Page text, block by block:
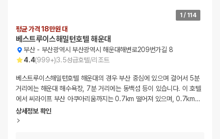
1 / 114
평균 가격 18만원 대
베스트루이스해밀턴호텔 해운대
부산- 부산광역시 부산광역시 해운대해변로209번가길 8
4.4(999+)3.5성급호텔/리조트
베스트루이스해밀턴호텔 해운대의 경우 부산 중심에 있으며 걸어서 5분
거리에는 해운대 해수욕장, 7분 거리에는 동백섬 등이 있습니다. 이 호텔
에서 씨라이프 부산 아쿠아리움까지는 0.7km 떨어져 있으며, 0.7km…
상세정보 확인